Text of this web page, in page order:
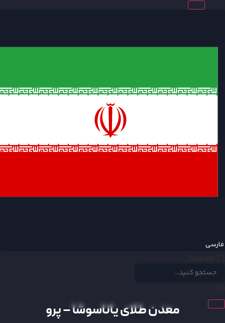
معدن طلای یاناسوشا – پرو